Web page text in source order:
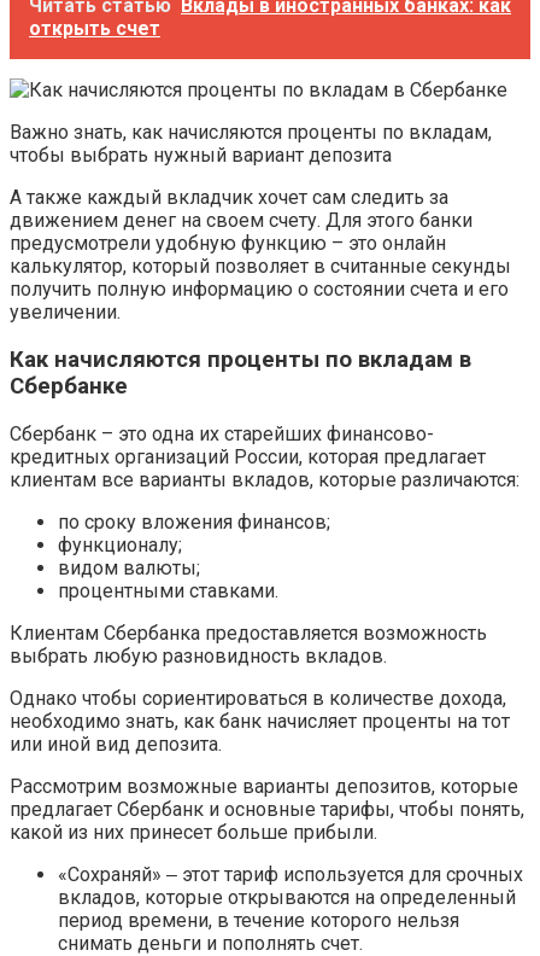
Читать статью Вклады в иностранных банках: как
открыть счет
Важно знать, как начисляются проценты по вкладам,
чтобы выбрать нужный вариант депозита
А также каждый вкладчик хочет сам следить за
движением денег на своем счету. Для этого банки
предусмотрели удобную функцию – это онлайн
калькулятор, который позволяет в считанные секунды
получить полную информацию о состоянии счета и его
увеличении.
Как начисляются проценты по вкладам в
Сбербанке
Сбербанк – это одна их старейших финансово-
кредитных организаций России, которая предлагает
клиентам все варианты вкладов, которые различаются:
по сроку вложения финансов;
функционалу;
видом валюты;
процентными ставками.
Клиентам Сбербанка предоставляется возможность
выбрать любую разновидность вкладов.
Однако чтобы сориентироваться в количестве дохода,
необходимо знать, как банк начисляет проценты на тот
или иной вид депозита.
Рассмотрим возможные варианты депозитов, которые
предлагает Сбербанк и основные тарифы, чтобы понять,
какой из них принесет больше прибыли.
«Сохраняй» ‒ этот тариф используется для срочных
вкладов, которые открываются на определенный
период времени, в течение которого нельзя
снимать деньги и пополнять счет.